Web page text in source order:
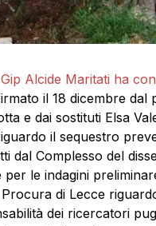
Alcide Maritati ha
il 18 dicembre dal
e dai sostituti Elsa
il sequestro
dal Complesso del
per le indagini
di Lecce
dei ricercatori